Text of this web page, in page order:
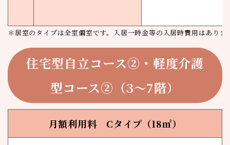
＊居室のタイプは全室個室です。入居一時金等の入居時費用はありま
住宅型自立コース②・軽度介護
型コース②（3〜7階）
月額利用料 Cタイプ（18㎡）